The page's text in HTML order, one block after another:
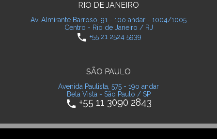
RIO DE JANEIRO
Av. Almirante Barroso, 91 - 10o andar - 1004/1005
Centro - Rio de Janeiro / RJ
phone +55 21 2524 5939
SÃO PAULO
Avenida Paulista, 575 - 19o andar
Bela Vista - São Paulo / SP
phone +55 11 3090 2843